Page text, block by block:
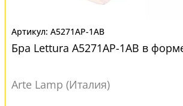
A5271AP-1AB
Бра Lettura A5271AP-1AB в
Arte Lamp (Италия)